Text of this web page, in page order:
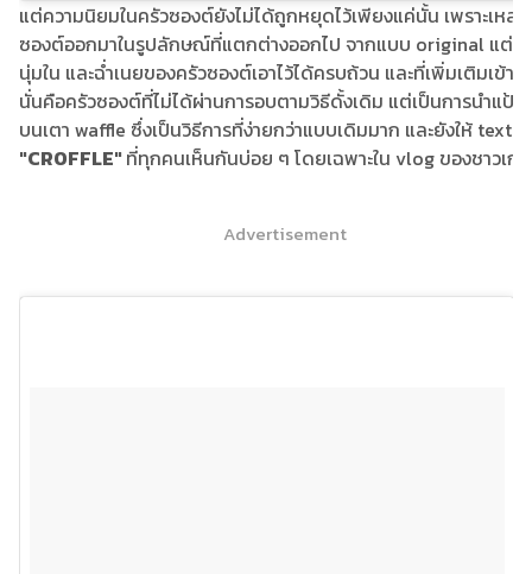
แต่ความนิยมในครัวซองต์ยังไม่ได้ถูกหยุดไว้เพียงแค่นั้น เพราะเหล่
ซองต์ออกมาในรูปลักษณ์ที่แตกต่างออกไป จากแบบ original แต่
นุ่มใน และฉ่ำเนยของครัวซองต์เอาไว้ได้ครบถ้วน และที่เพิ่มเติมเข้า
นั่นคือครัวซองต์ที่ไม่ได้ผ่านการอบตามวิธีดั้งเดิม แต่เป็นการนำแป้ง
บนเตา waffle ซึ่งเป็นวิธีการที่ง่ายกว่าแบบเดิมมาก และยังให้
"CROFFLE"ที่ทุกคนเห็นกันบ่อย ๆ โดยเฉพาะใน vlog ของชาวเก
Advertisement